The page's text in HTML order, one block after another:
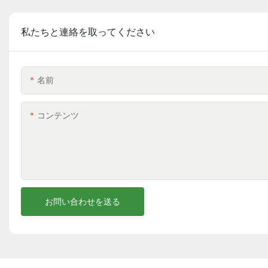
私たちと連絡を取ってください
名前
コンテンツ
お問い合わせを送る